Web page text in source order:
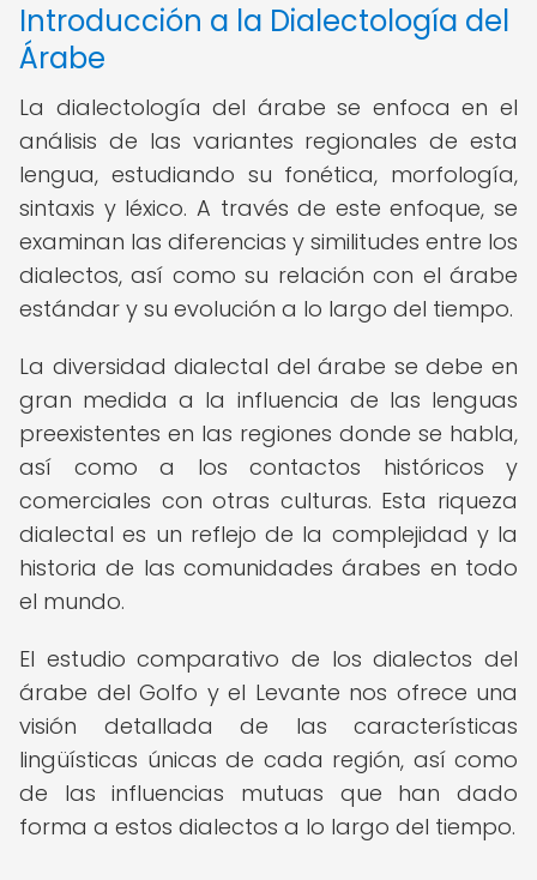
Introducción a la Dialectología del
Árabe
La dialectología del árabe se enfoca en el
análisis de las variantes regionales de esta
lengua, estudiando su fonética, morfología,
sintaxis y léxico. A través de este enfoque, se
examinan las diferencias y similitudes entre los
dialectos, así como su relación con el árabe
estándar y su evolución a lo largo del tiempo.
La diversidad dialectal del árabe se debe en
gran medida a la influencia de las lenguas
preexistentes en las regiones donde se habla,
así como a los contactos históricos y
comerciales con otras culturas. Esta riqueza
dialectal es un reflejo de la complejidad y la
historia de las comunidades árabes en todo
el mundo.
El estudio comparativo de los dialectos del
árabe del Golfo y el Levante nos ofrece una
visión detallada de las características
lingüísticas únicas de cada región, así como
de las influencias mutuas que han dado
forma a estos dialectos a lo largo del tiempo.